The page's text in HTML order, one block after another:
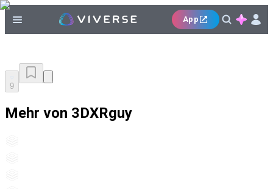
App
9
Mehr von 3DXRguy